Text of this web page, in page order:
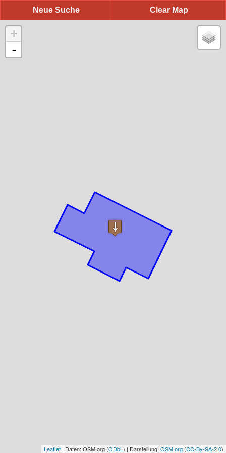
Clear Map
Neue Suche
+
-
Leaflet | Daten: OSM.org (ODbL ) | Darstellung: OSM.org (CC-By-SA-2.0)